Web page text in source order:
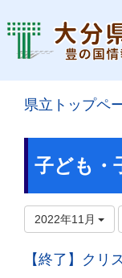
県立トップペ
子ども・
2022年11月
【終了】クリ